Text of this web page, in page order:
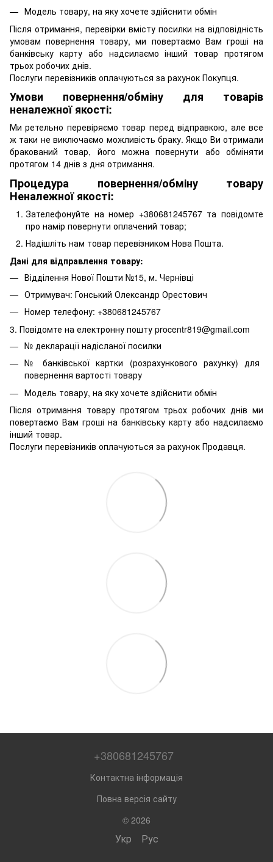
Модель товару, на яку хочете здійснити обмін
Після отримання, перевірки вмісту посилки на відповідність
умовам повернення товару, ми повертаємо Вам гроші на
банківську карту або надсилаємо інший товар протягом
трьох робочих днів.
Послуги перевізників оплачуються за рахунок Покупця.
Умови повернення/обміну для товарів
неналежної якості:
Ми ретельно перевіряємо товар перед відправкою, але все
ж таки не виключаємо можливість браку. Якщо Ви отримали
бракований товар, його можна повернути або обміняти
протягом 14 днів з дня отримання.
Процедура повернення/обміну товару
Неналежної якості:
Зателефонуйте на номер +380681245767 та повідомте
про намір повернути оплачений товар;
Надішліть нам товар перевізником Нова Пошта.
Дані для відправлення товару:
Відділення Нової Пошти №15, м. Чернівці
Отримувач: Гонський Олександр Орестович
Номер телефону: +380681245767
3. Повідомте на електронну пошту procentr819@gmail.com
№ декларації надісланої посилки
№ банківської картки (розрахункового рахунку) для
повернення вартості товару
Модель товару, на яку хочете здійснити обмін
Після отримання товару протягом трьох робочих днів ми
повертаємо Вам гроші на банківську карту або надсилаємо
інший товар.
Послуги перевізників оплачуються за рахунок Продавця.
+380681245767
Контактна інформація
Повна версія сайту
© 2026
Укр Рус